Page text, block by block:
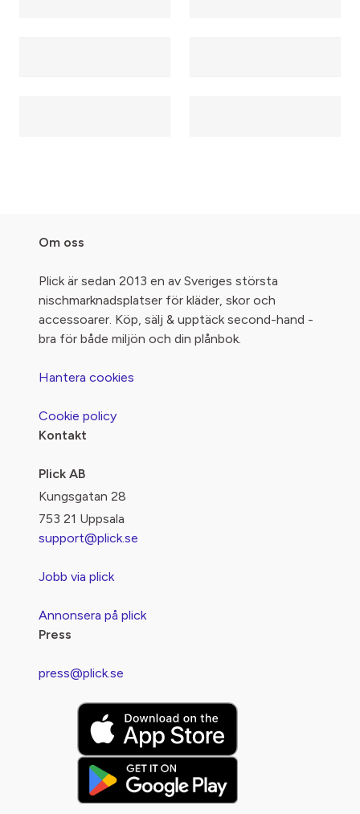
Om oss
Plick är sedan 2013 en av Sveriges största
nischmarknadsplatser för kläder, skor och
accessoarer. Köp, sälj & upptäck second-hand -
bra för både miljön och din plånbok.
Hantera cookies
Cookie policy
Kontakt
Plick AB
Kungsgatan 28
753 21 Uppsala
support@plick.se
Jobb via plick
Annonsera på plick
Press
press@plick.se